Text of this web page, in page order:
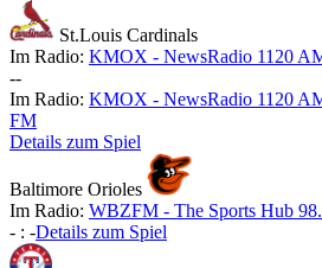
St.Louis Cardinals
Im Radio: KMOX - NewsRadio 1120
--
Im Radio: KMOX - NewsRadio 1120
FM
Details zum Spiel
Baltimore Orioles
Im Radio: WBZFM - The Sports Hub
- : -Details zum Spiel